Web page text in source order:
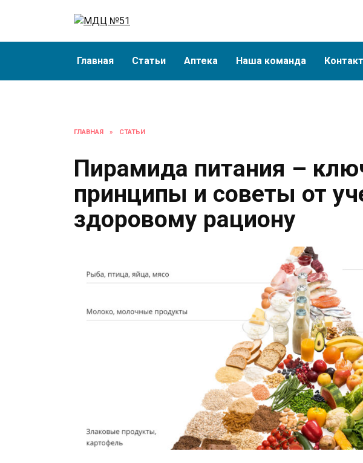
Главная Статьи Аптека Наша команда
ГЛАВНАЯ » СТАТЬИ
Пирамида питания –
принципы и советы от
здоровому рациону